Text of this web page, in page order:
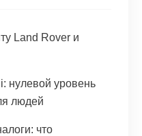
Land Rover и
нулевой уровень
людей
что